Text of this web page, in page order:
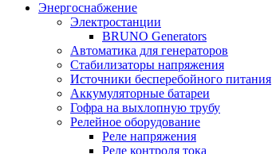
Энергоснабжение
Электростанции
BRUNO Generators
Автоматика для генераторов
Стабилизаторы напряжения
Источники бесперебойного питания
Аккумуляторные батареи
Гофра на выхлопную трубу
Релейное оборудование
Реле напряжения
Реле контроля тока